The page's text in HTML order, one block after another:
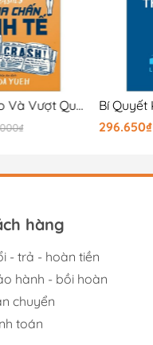
Cách Dự Báo Và Vượt Qua Khủng Hoảng Kinh Tế Trong Tương Lai - Đại Địa Chấn Kinh Tế - The Great Crashes
296.650₫
hàng
- trả - hoàn tiền
hành - bồi hoàn
chuyển
toán